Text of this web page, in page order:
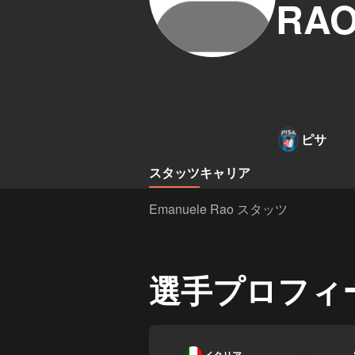
ピサ
スタッツキャリア
Emanuele Rao スタッツ
選手プロフィ